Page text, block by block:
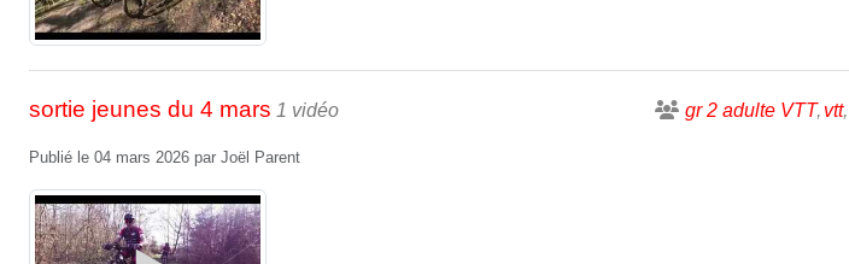
sortie jeunes du 4 mars 1 vidéo gr 2 adulte VTT vtt
Publié le 04 mars 2026 par Joël Parent